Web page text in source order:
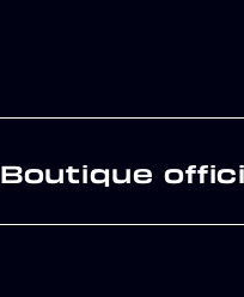
Boutique